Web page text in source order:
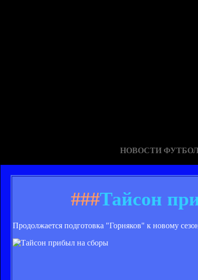
НОВОСТИ
###Тайсон
Продолжается подготовка "Горняков" к новому